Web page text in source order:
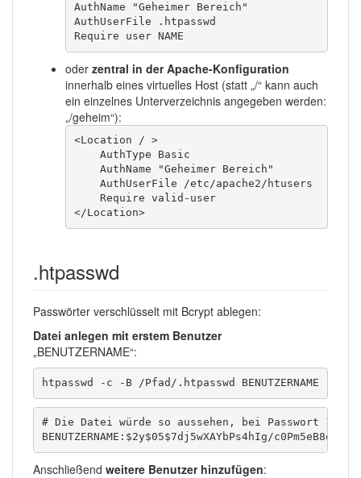
AuthName "Geheimer Bereich"
AuthUserFile .htpasswd
Require user NAME
oder zentral in der Apache-Konfiguration
innerhalb eines virtuelles Host (statt „/“ kann auch
ein einzelnes Unterverzeichnis angegeben werden:
„/geheim“):
<Location / >
    AuthType Basic
    AuthName "Geheimer Bereich"
    AuthUserFile /etc/apache2/htusers
    Require valid-user
</Location>
.htpasswd
Passwörter verschlüsselt mit Bcrypt ablegen:
Datei anlegen mit erstem Benutzer
„BENUTZERNAME“:
htpasswd -c -B /Pfad/.htpasswd BENUTZERNAME
# Die Datei würde so aussehen, bei Passwort 123:
BENUTZERNAME:$2y$05$7dj5wXAYbPs4hIg/c0Pm5eB8o/
Anschließend weitere Benutzer hinzufügen: